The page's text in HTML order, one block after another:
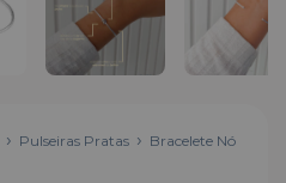
Pulseiras Pratas
Bracelete Nó